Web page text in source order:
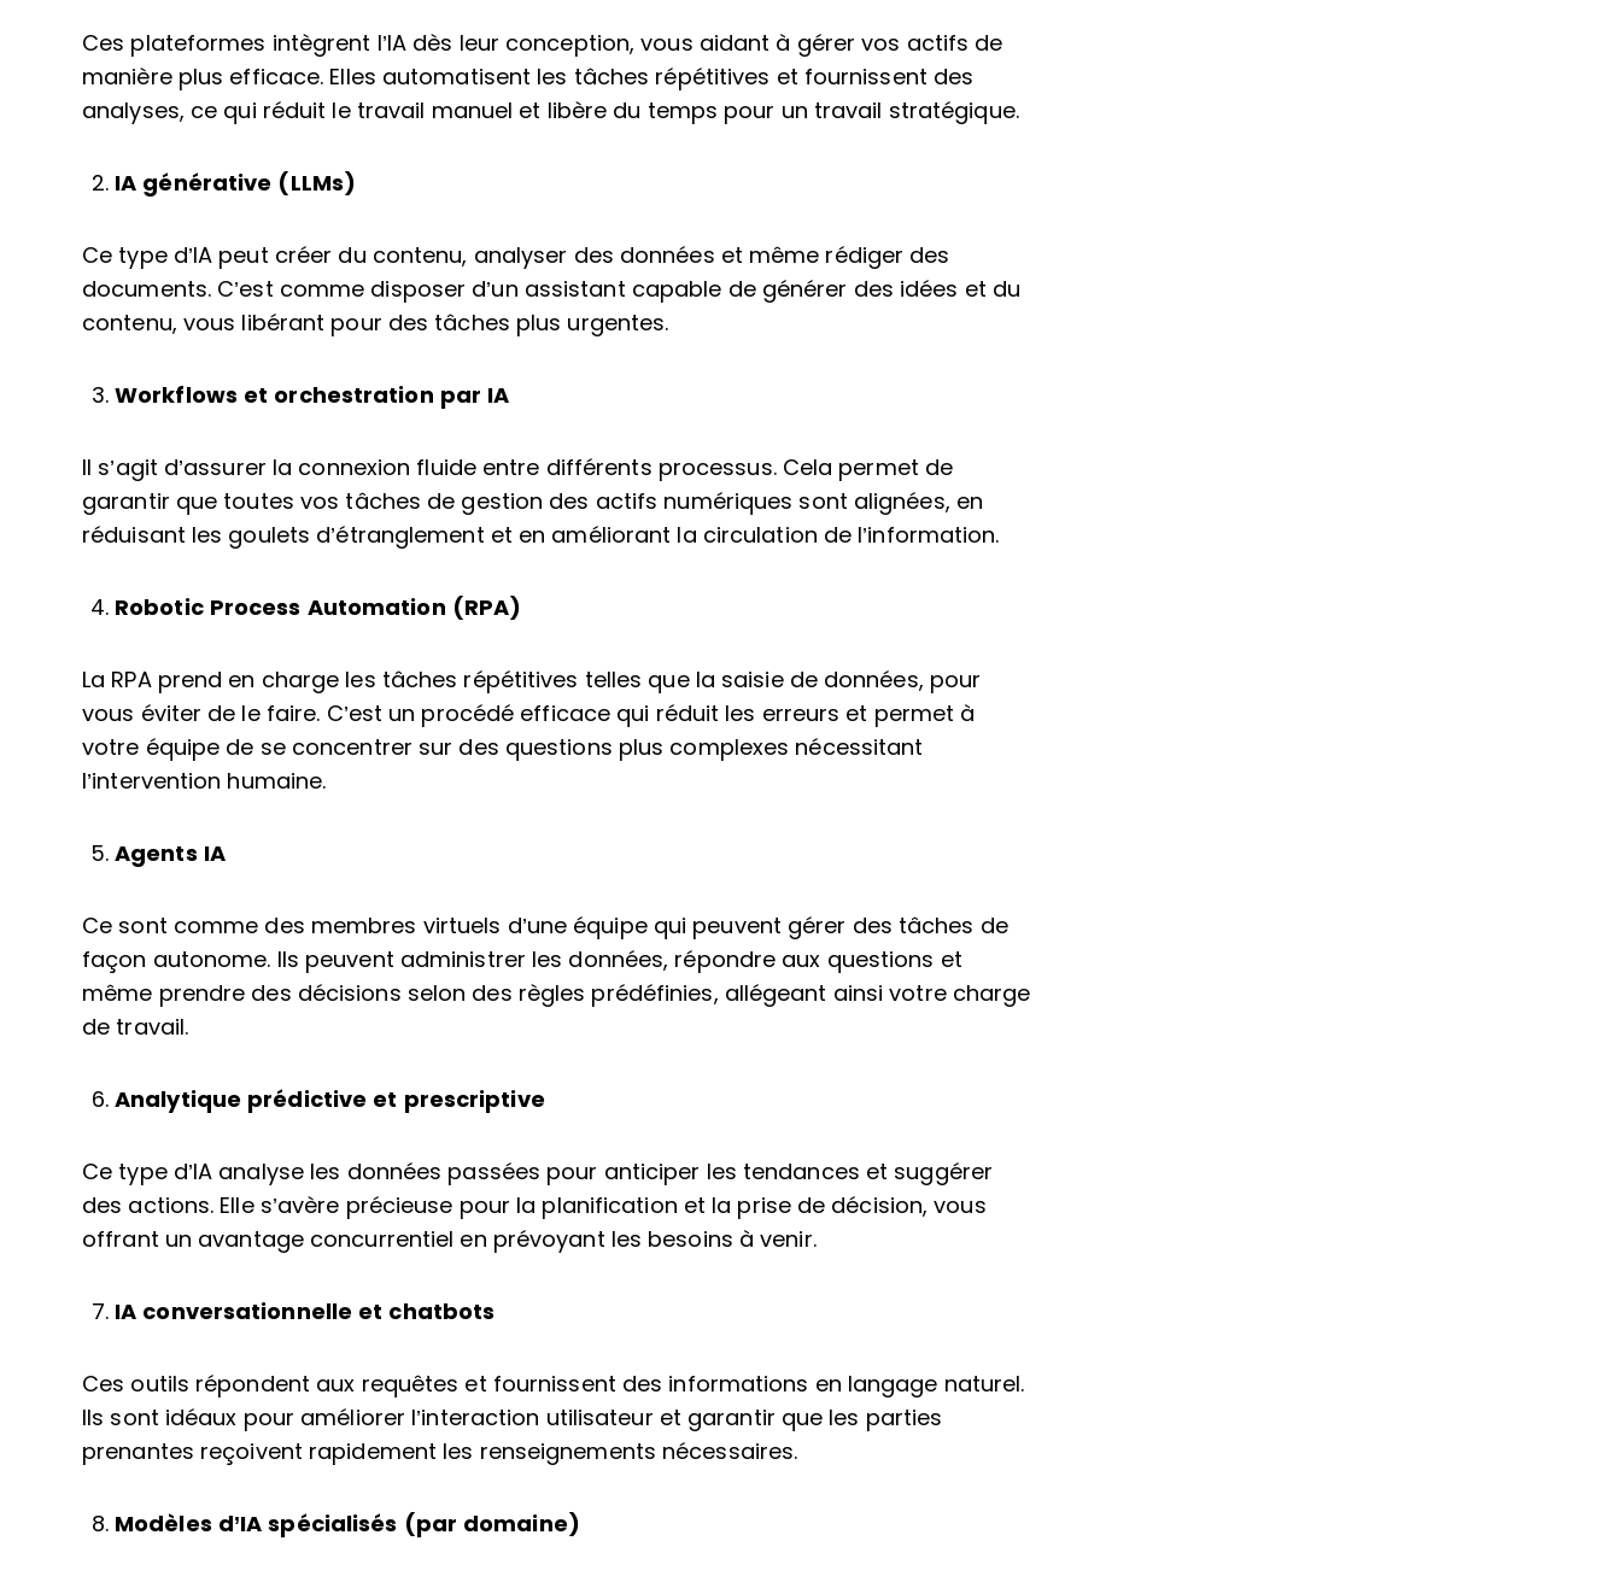
Ces plateformes intègrent l’IA dès leur conception, vous aidant à gérer vos actifs de
manière plus efficace. Elles automatisent les tâches répétitives et fournissent des
analyses, ce qui réduit le travail manuel et libère du temps pour un travail stratégique.
IA générative (LLMs)
Ce type d’IA peut créer du contenu, analyser des données et même rédiger des
documents. C’est comme disposer d’un assistant capable de générer des idées et du
contenu, vous libérant pour des tâches plus urgentes.
Workflows et orchestration par IA
Il s’agit d’assurer la connexion fluide entre différents processus. Cela permet de
garantir que toutes vos tâches de gestion des actifs numériques sont alignées, en
réduisant les goulets d’étranglement et en améliorant la circulation de l’information.
Robotic Process Automation (RPA)
La RPA prend en charge les tâches répétitives telles que la saisie de données, pour
vous éviter de le faire. C’est un procédé efficace qui réduit les erreurs et permet à
votre équipe de se concentrer sur des questions plus complexes nécessitant
l’intervention humaine.
Agents IA
Ce sont comme des membres virtuels d’une équipe qui peuvent gérer des tâches de
façon autonome. Ils peuvent administrer les données, répondre aux questions et
même prendre des décisions selon des règles prédéfinies, allégeant ainsi votre charge
de travail.
Analytique prédictive et prescriptive
Ce type d’IA analyse les données passées pour anticiper les tendances et suggérer
des actions. Elle s’avère précieuse pour la planification et la prise de décision, vous
offrant un avantage concurrentiel en prévoyant les besoins à venir.
IA conversationnelle et chatbots
Ces outils répondent aux requêtes et fournissent des informations en langage naturel.
Ils sont idéaux pour améliorer l’interaction utilisateur et garantir que les parties
prenantes reçoivent rapidement les renseignements nécessaires.
Modèles d’IA spécialisés (par domaine)